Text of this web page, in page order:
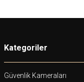
Kategoriler
Güvenlik Kameraları